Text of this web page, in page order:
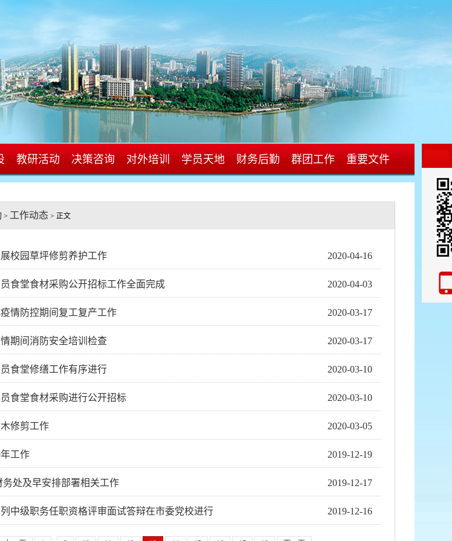
教研活动 决策咨询 对外培训 学员天地 财务后勤 群团工作 重要文件
> 工作动态 > 正文
校园草坪修剪养护工作 2020-04-16
食堂食材采购公开招标工作全面完成 2020-04-03
情防控期间复工复产工作 2020-03-17
期间消防安全培训检查 2020-03-17
食堂修缮工作有序进行 2020-03-10
食堂食材采购进行公开招标 2020-03-10
修剪工作 2020-03-05
工作 2019-12-19
处及早安排部署相关工作 2019-12-17
中级职务任职资格评审面试答辩在市委党校进行 2019-12-16